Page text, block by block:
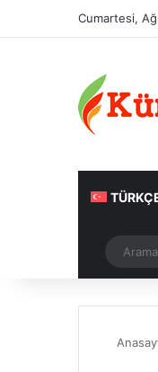
Cumartesi,